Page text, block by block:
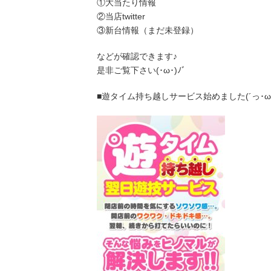
①大当たり情報
②当店twitter
③新台情報（まだ未登録）
などが確認できます♪
是非ご覧下さい(･ω･)ﾉﾞ
■遊タイム持ち越しサービス始めました(´っ･